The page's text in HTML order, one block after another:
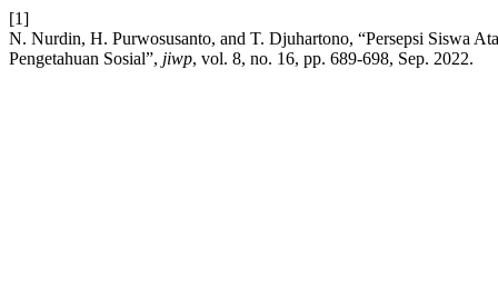
[1]
N. Nurdin, H. Purwosusanto, and T. Djuhartono, “Persepsi Siswa
Pengetahuan Sosial”, jiwp, vol. 8, no. 16, pp. 689-698, Sep. 2022.